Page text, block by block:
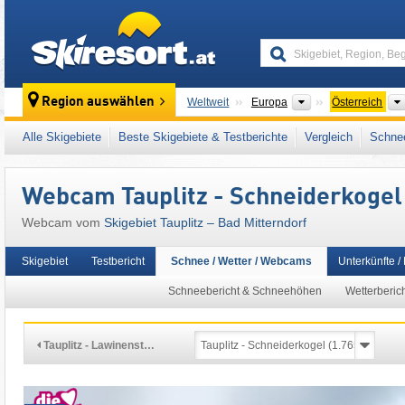
Region auswählen Weltweit Europa Kontinente
Österreich
Dieses Skigebiet liegt auch in: Schneebären
, Alpen
Alle Skigebiete Beste Skigebiete & Testberichte Vergleich
Webcam Tauplitz -
Webcam vom Skigebiet Tauplitz – Bad Mitterndorf
Skigebiet Testbericht Schnee / Wetter / Webcams
Schneebericht & Schneehöhen
Unterkünfte /
Tauplitz - Lawinenst…